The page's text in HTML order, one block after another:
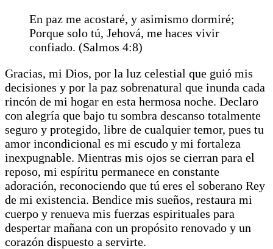
En paz me acostaré, y asimismo dormiré;
Porque solo tú, Jehová, me haces vivir
confiado. (Salmos 4:8)
Gracias, mi Dios, por la luz celestial que guió mis
decisiones y por la paz sobrenatural que inunda cada
rincón de mi hogar en esta hermosa noche. Declaro
con alegría que bajo tu sombra descanso totalmente
seguro y protegido, libre de cualquier temor, pues tu
amor incondicional es mi escudo y mi fortaleza
inexpugnable. Mientras mis ojos se cierran para el
reposo, mi espíritu permanece en constante
adoración, reconociendo que tú eres el soberano Rey
de mi existencia. Bendice mis sueños, restaura mi
cuerpo y renueva mis fuerzas espirituales para
despertar mañana con un propósito renovado y un
corazón dispuesto a servirte.